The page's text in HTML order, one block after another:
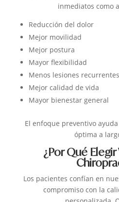
inmediatos como
Reducción del dolor
Mejor movilidad
Mejor postura
Mayor flexibilidad
Menos lesiones recurrentes
Mejor calidad de vida
Mayor bienestar general
El enfoque preventivo
óptima a
¿Por Qué
Los pacientes confían en
compromiso con la